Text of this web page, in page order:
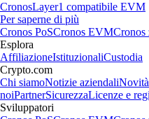
CronosLayer1 compatibile EVM
Per saperne di più
Cronos PoSCronos EVM
Esplora
AffiliazioneIstituzionaliCustodia
Crypto.com
Chi siamoNotizie aziendali
noiPartnerSicurezzaLicenze e
Sviluppatori